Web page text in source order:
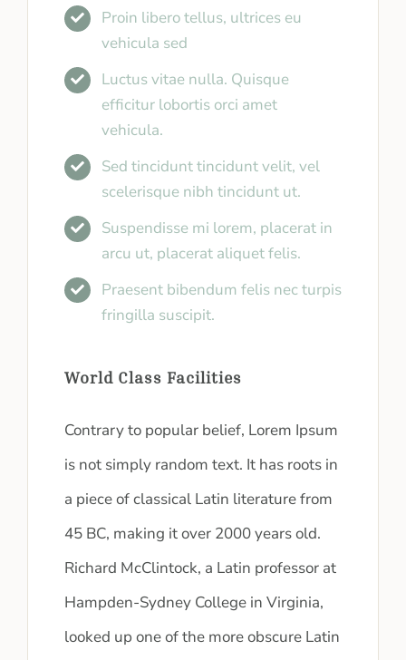
Proin libero tellus, ultrices eu
vehicula sed
Luctus vitae nulla. Quisque
efficitur lobortis orci amet
vehicula.
Sed tincidunt tincidunt velit, vel
scelerisque nibh tincidunt ut.
Suspendisse mi lorem, placerat in
arcu ut, placerat aliquet felis.
Praesent bibendum felis nec turpis
fringilla suscipit.
World Class Facilities
Contrary to popular belief, Lorem Ipsum
is not simply random text. It has roots in
a piece of classical Latin literature from
45 BC, making it over 2000 years old.
Richard McClintock, a Latin professor at
Hampden-Sydney College in Virginia,
looked up one of the more obscure Latin